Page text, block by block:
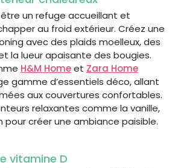
un refuge accueillant et
au froid extérieur. Créez une
avec des plaids moelleux, des
la lueur apaisante des bougies.
H&M Homeet Zara Home
gamme d’essentiels déco, allant
aux couvertures confortables.
relaxantes comme la vanille,
pour créer une ambiance paisible.
vitamine D